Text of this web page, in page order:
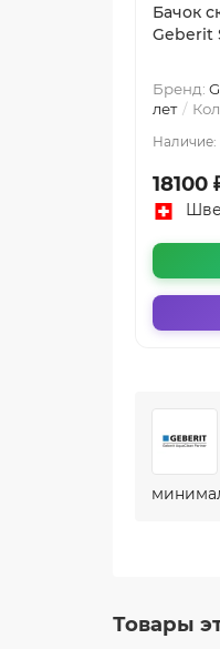
Бачок
Geberit
Бренд:
лет
18100
Товары